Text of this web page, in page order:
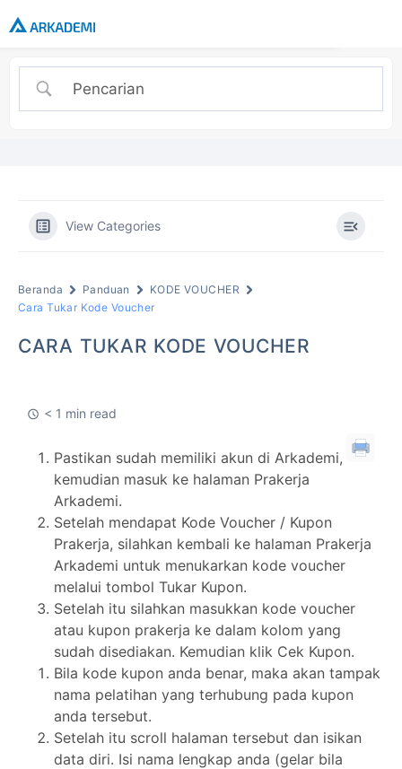
View Categories
Beranda Panduan
KODE VOUCHER
Cara Tukar Kode Voucher
CARA TUKAR KODE VOUCHER
< 1 min read
Pastikan sudah memiliki akun di Arkademi,
kemudian masuk ke halaman Prakerja
Arkademi.
Setelah mendapat Kode Voucher / Kupon
Prakerja, silahkan kembali ke halaman Prakerja
Arkademi untuk menukarkan kode voucher
melalui tombol Tukar Kupon.
Setelah itu silahkan masukkan kode voucher
atau kupon prakerja ke dalam kolom yang
sudah disediakan. Kemudian klik Cek Kupon.
Bila kode kupon anda benar, maka akan tampak
nama pelatihan yang terhubung pada kupon
anda tersebut.
Setelah itu scroll halaman tersebut dan isikan
data diri. Isi nama lengkap anda (gelar bila